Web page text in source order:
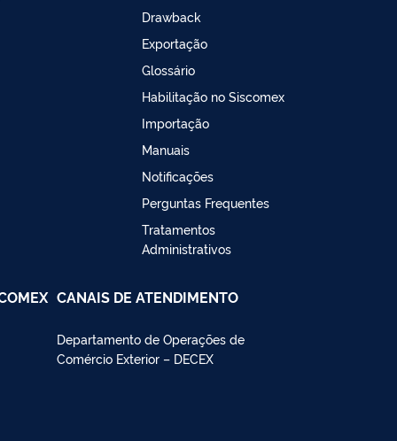
Drawback
Exportação
Glossário
Habilitação no Siscomex
Importação
Manuais
Notificações
Perguntas Frequentes
Tratamentos
Administrativos
CANAIS DE ATENDIMENTO
Departamento de Operações de
Comércio Exterior – DECEX